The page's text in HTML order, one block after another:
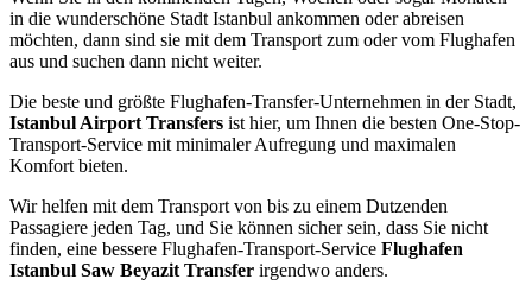
in die wunderschöne Stadt Istanbul ankommen oder abreisen
möchten, dann sind sie mit dem Transport zum oder vom Flughafen
aus und suchen dann nicht weiter.
Die beste und größte Flughafen-Transfer-Unternehmen in der Stadt,
Istanbul Airport Transfers ist hier, um Ihnen die besten One-Stop-
Transport-Service mit minimaler Aufregung und maximalen
Komfort bieten.
Wir helfen mit dem Transport von bis zu einem Dutzenden
Passagiere jeden Tag, und Sie können sicher sein, dass Sie nicht
finden, eine bessere Flughafen-Transport-Service Flughafen
Istanbul Saw Beyazit Transfer irgendwo anders.